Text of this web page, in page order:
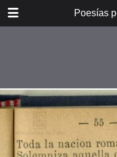
Poesías
Introducción
Don B. Vicuña Mackenna
Oradores i poetas